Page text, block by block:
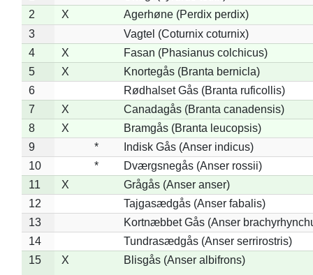
2
X
Agerhøne (Perdix perdix)
3
Vagtel (Coturnix coturnix)
4
X
Fasan (Phasianus colchicus)
5
X
Knortegås (Branta bernicla)
6
Rødhalset Gås (Branta ruficollis)
7
X
Canadagås (Branta canadensis)
8
X
Bramgås (Branta leucopsis)
9
*
Indisk Gås (Anser indicus)
10
*
Dværgsnegås (Anser rossii)
11
X
Grågås (Anser anser)
12
Tajgasædgås (Anser fabalis)
13
Kortnæbbet Gås (Anser
14
Tundrasædgås (Anser serrirostris)
15
X Blisgås (Anser albifrons)